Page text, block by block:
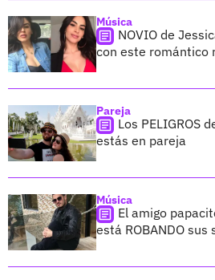
Música
NOVIO de
con este romántico
Pareja
Los PELIGROS
estás en pareja
Música
El amigo
está ROBANDO sus